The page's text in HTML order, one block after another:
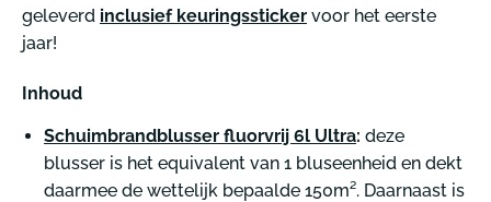
geleverd inclusief keuringssticker voor het eerste
jaar!
Inhoud
Schuimbrandblusser fluorvrij 6l Ultra: deze
blusser is het equivalent van 1 bluseenheid en dekt
daarmee de wettelijk bepaalde 150m². Daarnaast is